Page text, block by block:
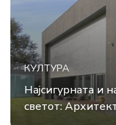
КУЛТУРА
Најсигурната и
светот: